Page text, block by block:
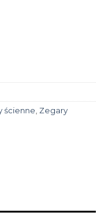
ścienne Zegary